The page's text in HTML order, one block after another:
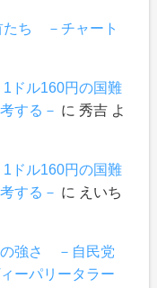
たち －チャート
ドル160円の国難
する－ に 秀吉よ
ドル160円の国難
する－ に えいち
の強さ －自民党
ーパリータラー